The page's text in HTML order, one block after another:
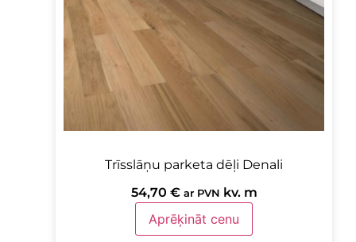
Trīsslāņu parketa dēļi Denali
54,70 € ar PVN kv. m
Aprēķināt cenu